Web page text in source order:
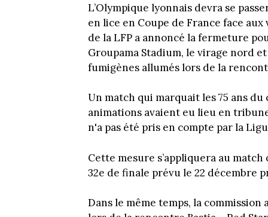
L’Olympique lyonnais devra se
en lice en Coupe de France face
de la LFP a annoncé la fermeture
Groupama Stadium, le virage nord
fumigènes allumés lors de la
Un match qui marquait les 75 ans
animations avaient eu lieu en
n'a pas été pris en compte par la
Cette mesure s’appliquera au
32e de finale prévu le 22 décembre
Dans le même temps, la